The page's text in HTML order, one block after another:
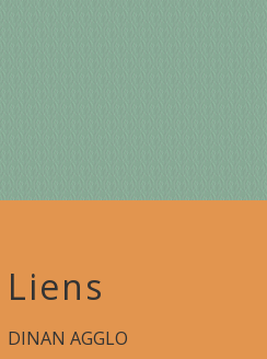
Liens
DINAN AGGLO